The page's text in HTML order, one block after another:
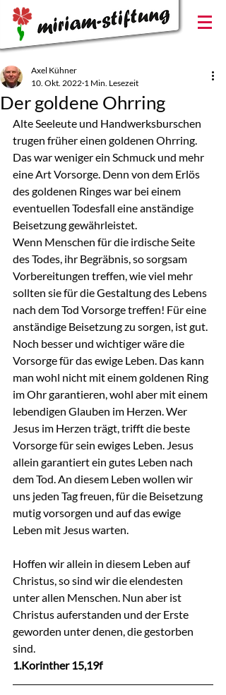
Der goldene Ohrring
Axel Kühner
10. Okt. 2022 1 Min. Lesezeit
Alte Seeleute und Handwerksburschen
trugen früher einen goldenen Ohrring.
Das war weniger ein Schmuck und mehr
eine Art Vorsorge. Denn von dem Erlös
des goldenen Ringes war bei einem
eventuellen Todesfall eine anständige
Beisetzung gewährleistet.
Wenn Menschen für die irdische Seite
des Todes, ihr Begräbnis, so sorgsam
Vorbereitungen treffen, wie viel mehr
sollten sie für die Gestaltung des Lebens
nach dem Tod Vorsorge treffen! Für eine
anständige Beisetzung zu sorgen, ist gut.
Noch besser und wichtiger wäre die
Vorsorge für das ewige Leben. Das kann
man wohl nicht mit einem goldenen Ring
im Ohr garantieren, wohl aber mit einem
lebendigen Glauben im Herzen. Wer
Jesus im Herzen trägt, trifft die beste
Vorsorge für sein ewiges Leben. Jesus
allein garantiert ein gutes Leben nach
dem Tod. An diesem Leben wollen wir
uns jeden Tag freuen, für die Beisetzung
mutig vorsorgen und auf das ewige
Leben mit Jesus warten.
Hoffen wir allein in diesem Leben auf
Christus, so sind wir die elendesten
unter allen Menschen. Nun aber ist
Christus auferstanden und der Erste
geworden unter denen, die gestorben
sind.
1.Korinther 15,19f